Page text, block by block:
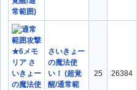
さいきょー
の魔法使
い！ (超覚
醒/通常範
25 26384